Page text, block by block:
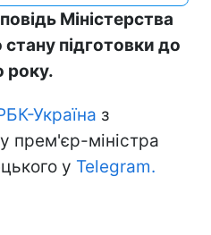
Міністерства
підготовки до
року.
Україна з
прем'єр-міністра
у Telegram.